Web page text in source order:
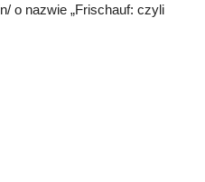
o nazwie „Frischauf: czyli